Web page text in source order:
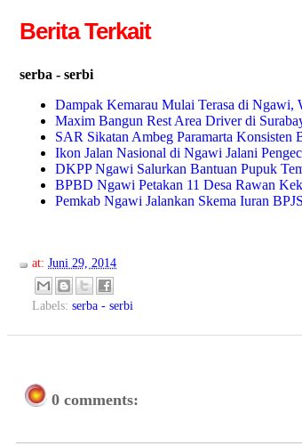
Berita Terkait
serba - serbi
Dampak Kemarau Mulai Terasa di Ngawi,
Maxim Bangun Rest Area Driver di
SAR Sikatan Ambeg Paramarta Konsisten
Ikon Jalan Nasional di Ngawi Jalani
DKPP Ngawi Salurkan Bantuan Pupuk
BPBD Ngawi Petakan 11 Desa Rawan
Pemkab Ngawi Jalankan Skema Iuran
at: Juni 29, 2014
Labels: serba - serbi
0 comments: